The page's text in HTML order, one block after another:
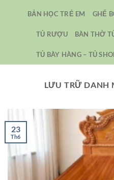
BẢN HỌC TRẺ EM GHẾ
TỦ RƯỢU BÀN THỜ
TỦ BÀY HÀNG – TỦ
LƯU TRỮ DANH
23
Th6